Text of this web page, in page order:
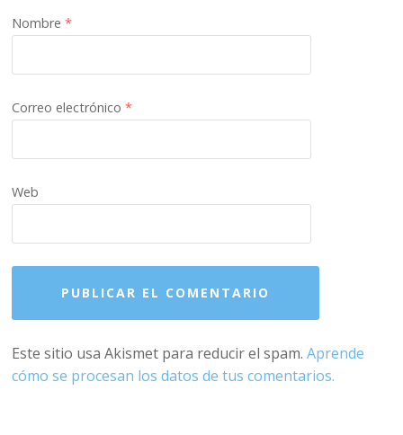
Nombre*
Correo electrónico*
Web
Este sitio usa Akismet para reducir el spam.Aprende
cómo se procesan los datos de tus comentarios.